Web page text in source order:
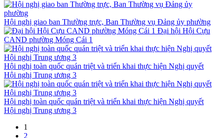
Hội nghị giao ban Thường trực, Ban Thường vụ Đảng ủy phường
Đại hội Hội Cựu
CAND phường Móng Cái 1
Hội nghị toàn quốc quán triệt và triển khai thực hiện Nghị quyết
Hội nghị Trung ương 3
Hội nghị toàn quốc quán triệt và triển khai thực hiện Nghị quyết
Hội nghị Trung ương 3
1
2